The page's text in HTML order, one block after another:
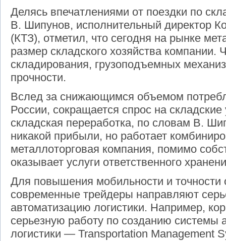
Делясь впечатлениями от поездки по
В. Шипунов, исполнительный директор
(КТЗ), отметил, что сегодня на рынке
размер складского хозяйства
складирования, грузоподъемных
прочности.
Вслед за снижающимся объемом
России, сокращается спрос на
складская переработка, по словам В.
никакой прибыли, но работает
металлоторговая компания, помимо
оказывает услуги ответственного
Для повышения мобильности и точности
современные трейдеры направляют
автоматизацию логистики. Например,
серьезную работу по созданию системы
логистики — Transportation Management